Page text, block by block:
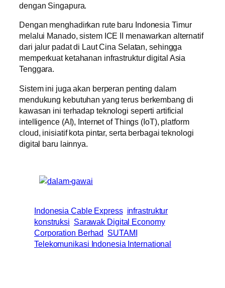
dengan Singapura.
Dengan menghadirkan rute baru Indonesia Timur
melalui Manado, sistem ICE II menawarkan alternatif
dari jalur padat di Laut Cina Selatan, sehingga
memperkuat ketahanan infrastruktur digital Asia
Tenggara.
Sistem ini juga akan berperan penting dalam
mendukung kebutuhan yang terus berkembang di
kawasan ini terhadap teknologi seperti artificial
intelligence (AI), Internet of Things (IoT), platform
cloud, inisiatif kota pintar, serta berbagai teknologi
digital baru lainnya.
Indonesia Cable Express infrastruktur
konstruksi Sarawak Digital Economy
Corporation Berhad SUTAMI
Telekomunikasi Indonesia International